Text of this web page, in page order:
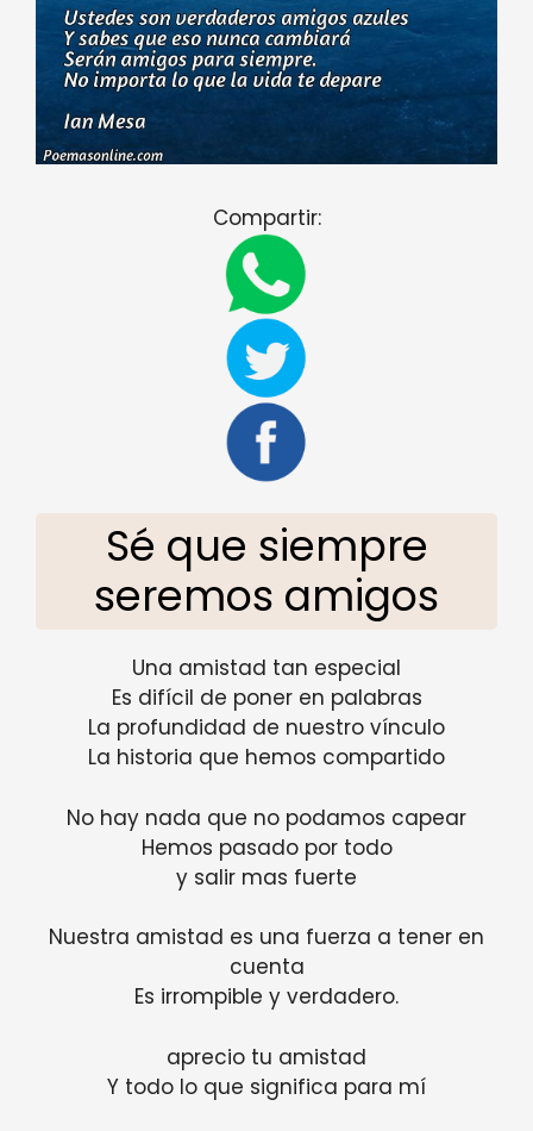
Compartir:
Sé que siempre
seremos amigos
Una amistad tan especial
Es difícil de poner en palabras
La profundidad de nuestro vínculo
La historia que hemos compartido
No hay nada que no podamos capear
Hemos pasado por todo
y salir mas fuerte
Nuestra amistad es una fuerza a tener en
cuenta
Es irrompible y verdadero.
aprecio tu amistad
Y todo lo que significa para mí